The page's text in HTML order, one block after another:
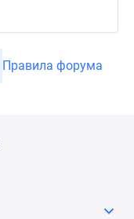
Правила форума